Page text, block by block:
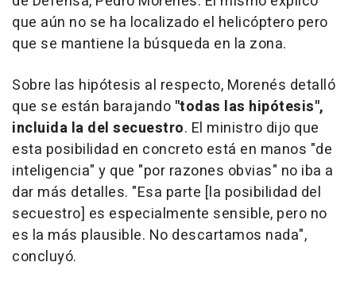
que aún no se ha localizado el helicóptero pero
que se mantiene la búsqueda en la zona.
Sobre las hipótesis al respecto, Morenés detalló
que se están barajando "todas las hipótesis",
incluida la del secuestro. El ministro dijo que
esta posibilidad en concreto está en manos "de
inteligencia" y que "por razones obvias" no iba a
dar más detalles. "Esa parte [la posibilidad del
secuestro] es especialmente sensible, pero no
es la más plausible. No descartamos nada",
concluyó.